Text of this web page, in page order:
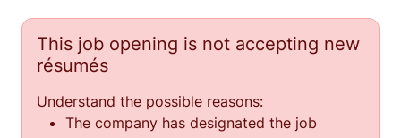
This job opening is not accepting new
résumés
Understand the possible reasons:
The company has designated the job